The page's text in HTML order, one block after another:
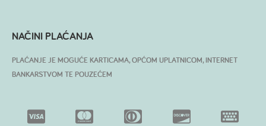
NAČINI PLAĆANJA
PLAĆANJE JE MOGUĆE KARTICAMA, OPĆOM UPLATNICOM, INTERNET
BANKARSTVOM TE POUZEĆEM